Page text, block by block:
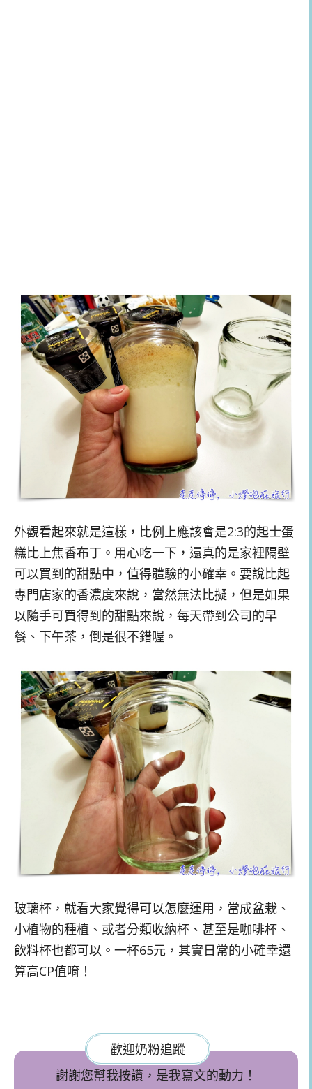
外觀看起來就是這樣，比例上應該會是2:3的起士蛋
糕比上焦香布丁。用心吃一下，還真的是家裡隔壁
可以買到的甜點中，值得體驗的小確幸。要說比起
專門店家的香濃度來說，當然無法比擬，但是如果
以隨手可買得到的甜點來說，每天帶到公司的早
餐、下午茶，倒是很不錯喔。
玻璃杯，就看大家覺得可以怎麼運用，當成盆栽、
小植物的種植、或者分類收納杯、甚至是咖啡杯、
飲料杯也都可以。一杯65元，其實日常的小確幸還
算高CP值唷！
歡迎奶粉追蹤
謝謝您幫我按讚，是我寫文的動力！